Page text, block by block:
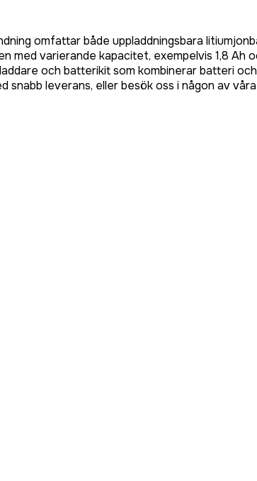
omfattar både uppladdningsbara
med varierande kapacitet, exempelvis 1,8
och batterikit som kombinerar batteri
snabb leverans, eller besök oss i någon av